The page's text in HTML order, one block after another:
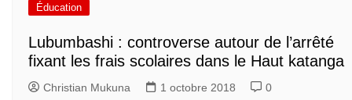
Éducation
Lubumbashi : controverse autour de l’arrêté
fixant les frais scolaires dans le Haut katanga
Christian Mukuna 1 octobre 2018 0